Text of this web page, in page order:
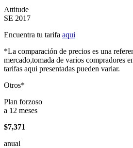
Attitude
SE 2017
Encuentra tu tarifa aqui
*La comparación de precios es una
mercado,tomada de varios compradores
tarifas aqui presentadas pueden variar.
Otros*
Plan forzoso
a 12 meses
$7,371
anual